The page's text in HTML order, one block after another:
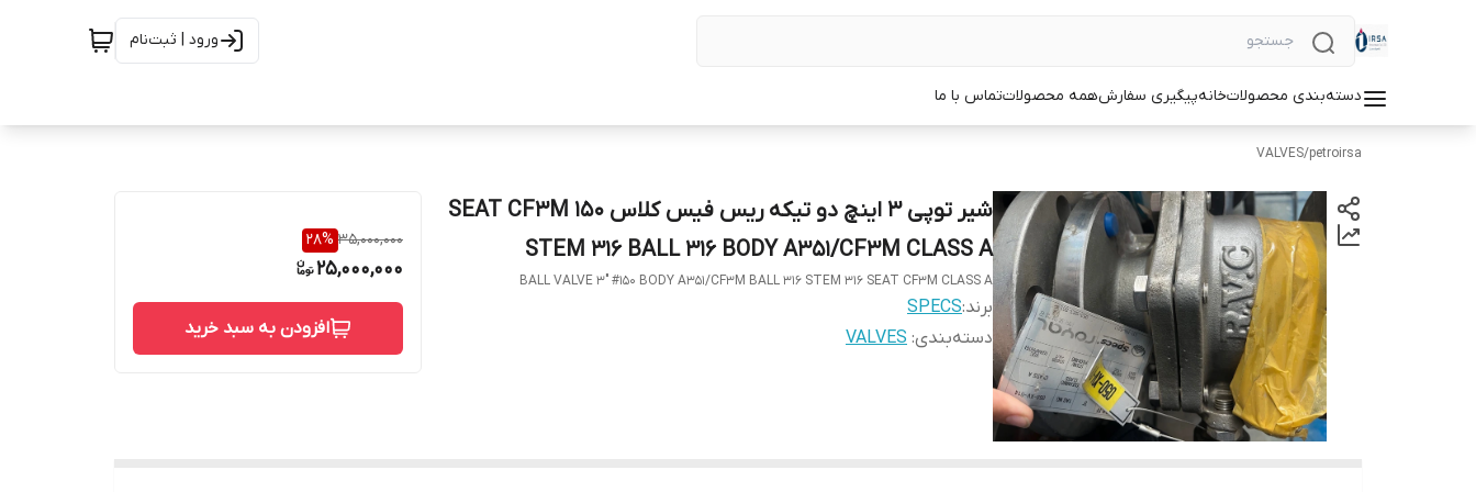
ورود | ثبت‌نام
دسته‌بندی محصولاتخانهپیگیری سفارشهمه محصولاتتماس با ما
petroirsa
/
VALVES
شیر توپی 3 اینچ دو تیکه ریس فیس کلاس 150 SEAT CF3M
STEM 316 BALL 316 BODY A351/CF3M CLASS A
BALL VALVE 3" #150 BODY A351/CF3M BALL 316 STEM 316 SEAT CF3M CLASS A
برند:SPECS
دسته‌بندی:
VALVES
35,000,000
28%
25,000,000
افزودن به سبد خرید